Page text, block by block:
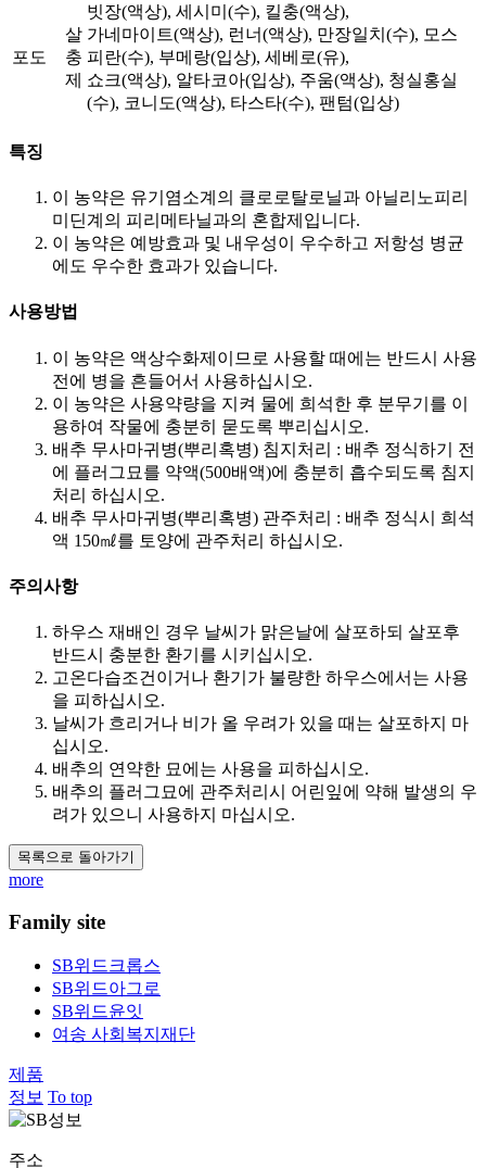
포도
살
충
제
빗장(액상), 세시미(수), 킬충(액상),
가네마이트(액상), 런너(액상), 만장일치(수), 모스
피란(수), 부메랑(입상), 세베로(유),
쇼크(액상), 알타코아(입상), 주움(액상), 청실홍실
(수), 코니도(액상), 타스타(수), 팬텀(입상)
특징
이 농약은 유기염소계의 클로로탈로닐과 아닐리노피리
미딘계의 피리메타닐과의 혼합제입니다.
이 농약은 예방효과 및 내우성이 우수하고 저항성 병균
에도 우수한 효과가 있습니다.​
사용방법
이 농약은 액상수화제이므로 사용할 때에는 반드시 사용
전에 병을 흔들어서 사용하십시오.
이 농약은 사용약량을 지켜 물에 희석한 후 분무기를 이
용하여 작물에 충분히 묻도록 뿌리십시오.
배추 무사마귀병(뿌리혹병) 침지처리 : 배추 정식하기 전
에 플러그묘를 약액(500배액)에 충분히 흡수되도록 침지
처리 하십시오.
배추 무사마귀병(뿌리혹병) 관주처리 : 배추 정식시 희석
액 150㎖를 토양에 관주처리 하십시오.​
주의사항
하우스 재배인 경우 날씨가 맑은날에 살포하되 살포후
반드시 충분한 환기를 시키십시오.
고온다습조건이거나 환기가 불량한 하우스에서는 사용
을 피하십시오.
날씨가 흐리거나 비가 올 우려가 있을 때는 살포하지 마
십시오.
배추의 연약한 묘에는 사용을 피하십시오.
배추의 플러그묘에 관주처리시 어린잎에 약해 발생의 우
려가 있으니 사용하지 마십시오.​
목록으로 돌아가기
more
Family site
SB위드크롭스
SB위드아그로
SB위드윤잇
여송 사회복지재단
제품
정보 To top
주소